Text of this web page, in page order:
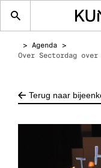
Agenda
Over Sectordag
Terug naar